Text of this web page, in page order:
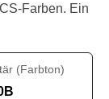
Farben. Ein
(Farbton)